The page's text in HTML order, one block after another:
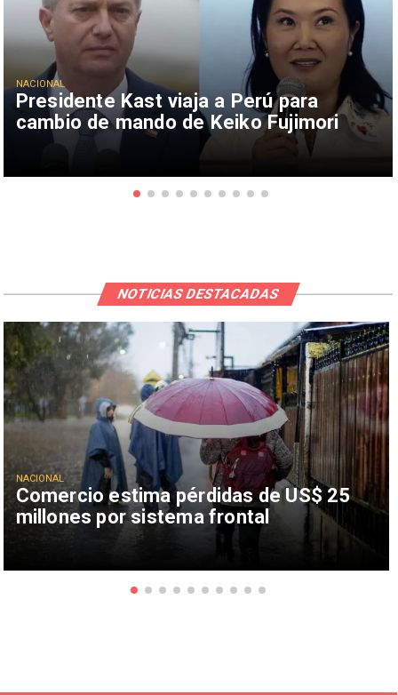
Presidente Kast viaja a Perú para
cambio de mando de Keiko Fujimori
NACIONAL
Comercio estima pérdidas de US$ 25
millones por sistema frontal
NACIONAL
NOTICIAS DESTACADAS